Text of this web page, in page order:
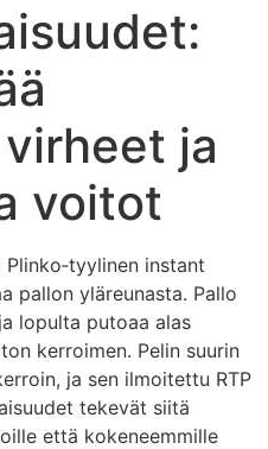
ja
voitot
instant
pallon yläreunasta. Pallo
lopulta putoaa alas
kerroimen. Pelin suurin
ja sen ilmoitettu RTP
tekevät siitä
että kokeneemmille